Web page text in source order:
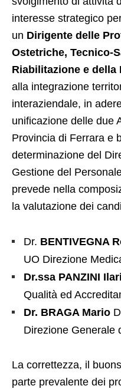
interesse strategico
un Dirigente delle
Ostetriche, Tecnico-
Riabilitazione e della
alla integrazione
interaziendale, in
unificazione delle due
Provincia di Ferrara e
determinazione del
Gestione del
prevede nella
la valutazione dei
Dr. BENTIVEGNA
UO Direzione
Dr.ssa PANZINI
Qualità ed
Dr. BRAGA Mario
Direzione Generale
La correttezza, il
parte prevalente dei